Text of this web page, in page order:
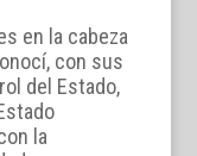
en la cabeza
con sus
del Estado,
la